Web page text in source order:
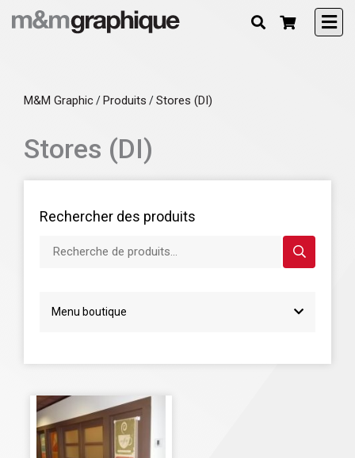
M&M Graphic/Produits /Stores (DI)
Stores (DI)
Rechercher des produits
Menu boutique